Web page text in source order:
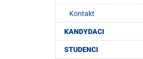
Kontakt
KANDYDACI
STUDENCI